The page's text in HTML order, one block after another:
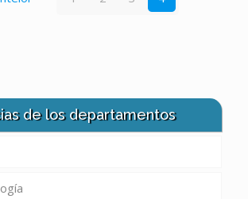
de los departamentos